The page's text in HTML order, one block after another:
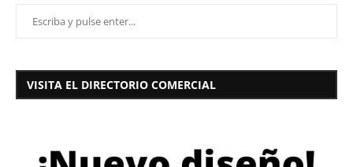
VISITA EL DIRECTORIO COMERCIAL